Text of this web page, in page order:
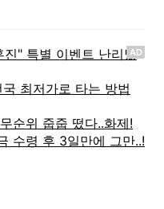
AD